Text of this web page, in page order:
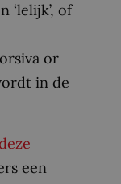
‘lelijk’, of
or
in de
een